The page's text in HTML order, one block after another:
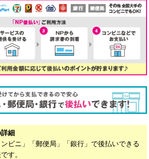
細
ビニ」「郵便局」「銀行」で後払いできる
す。